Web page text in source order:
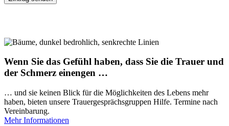
Wenn Sie das Gefühl haben, dass Sie die Trauer und
der Schmerz einengen …
… und sie keinen Blick für die Möglichkeiten des Lebens mehr
haben, bieten unsere Trauergesprächsgruppen Hilfe. Termine nach
Vereinbarung.
Mehr Informationen